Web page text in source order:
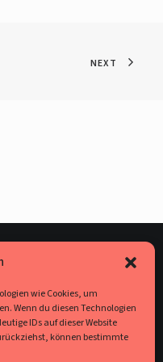
wie Cookies, um
Wenn du diesen Technologien
IDs auf dieser Website
können bestimmte
NEXT
undInstagram.